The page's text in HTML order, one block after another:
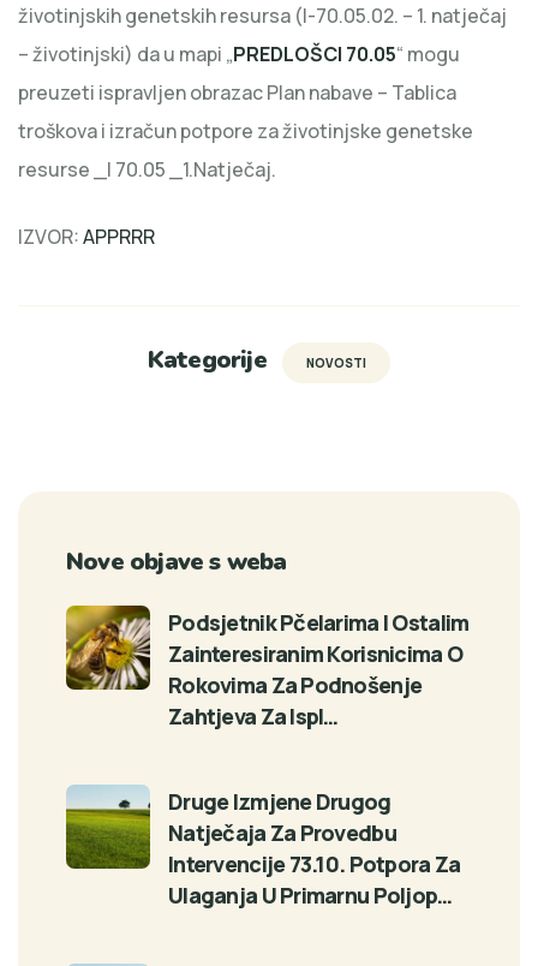
životinjskih genetskih resursa (I-70.05.02. – 1. natječaj
– životinjski) da u mapi „PREDLOŠCI 70.05“ mogu
preuzeti ispravljen obrazac Plan nabave – Tablica
troškova i izračun potpore za životinjske genetske
resurse _I 70.05 _1.Natječaj.
IZVOR:APPRRR
Kategorije NOVOSTI
Nove objave s weba
Podsjetnik Pčelarima I Ostalim
Zainteresiranim Korisnicima O
Rokovima Za Podnošenje
Zahtjeva Za Ispl…
Druge Izmjene Drugog
Natječaja Za Provedbu
Intervencije 73.10. Potpora Za
Ulaganja U Primarnu Poljop…